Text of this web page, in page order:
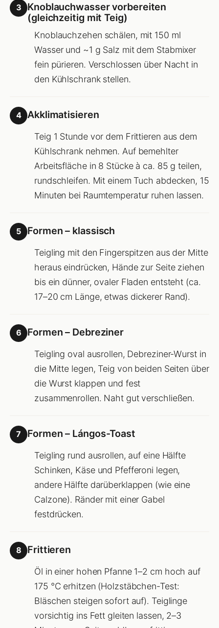
3
Knoblauchwasser vorbereiten
(gleichzeitig mit Teig)
Knoblauchzehen schälen, mit 150 ml
Wasser und ~1 g Salz mit dem Stabmixer
fein pürieren. Verschlossen über Nacht in
den Kühlschrank stellen.
4 Akklimatisieren
Teig 1 Stunde vor dem Frittieren aus dem
Kühlschrank nehmen. Auf bemehlter
Arbeitsfläche in 8 Stücke à ca. 85 g teilen,
rundschleifen. Mit einem Tuch abdecken, 15
Minuten bei Raumtemperatur ruhen lassen.
5 Formen – klassisch
Teigling mit den Fingerspitzen aus der Mitte
heraus eindrücken, Hände zur Seite ziehen
bis ein dünner, ovaler Fladen entsteht (ca.
17–20 cm Länge, etwas dickerer Rand).
6 Formen – Debreziner
Teigling oval ausrollen, Debreziner-Wurst in
die Mitte legen, Teig von beiden Seiten über
die Wurst klappen und fest
zusammenrollen. Naht gut verschließen.
7 Formen – Lángos-Toast
Teigling rund ausrollen, auf eine Hälfte
Schinken, Käse und Pfefferoni legen,
andere Hälfte darüberklappen (wie eine
Calzone). Ränder mit einer Gabel
festdrücken.
8 Frittieren
Öl in einer hohen Pfanne 1–2 cm hoch auf
175 °C erhitzen (Holzstäbchen-Test:
Bläschen steigen sofort auf). Teiglinge
vorsichtig ins Fett gleiten lassen, 2–3